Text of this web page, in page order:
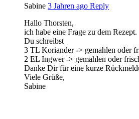
Sabine 3 Jahren ago Reply
Hallo Thorsten,
ich habe eine Frage zu dem Rezept.
Du schreibst
3 TL Koriander -> gemahlen oder
2 EL Ingwer -> gemahlen oder
Danke Dir für eine kurze
Viele Grüße,
Sabine